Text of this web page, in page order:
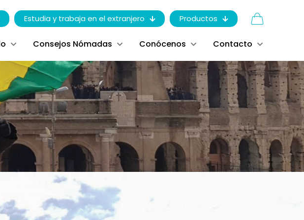
Estudia y trabaja en el extranjero Productos
Consejos Nómadas Conócenos Contacto